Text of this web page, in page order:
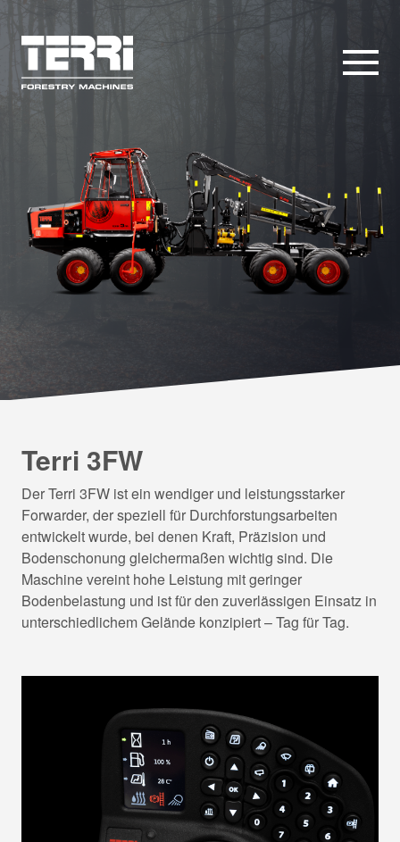
Terri 3FW
Der Terri 3FW ist ein wendiger und leistungsstarker
Forwarder, der speziell für Durchforstungsarbeiten
entwickelt wurde, bei denen Kraft, Präzision und
Bodenschonung gleichermaßen wichtig sind. Die
Maschine vereint hohe Leistung mit geringer
Bodenbelastung und ist für den zuverlässigen Einsatz in
unterschiedlichem Gelände konzipiert – Tag für Tag.